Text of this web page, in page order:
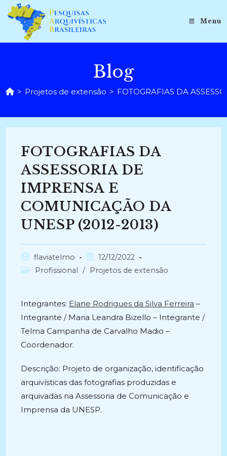
para
conteúdo
Menu
Blog
> Projetos de extensão > FOTOGRAFIAS DA
FOTOGRAFIAS DA
ASSESSORIA DE
IMPRENSA E
COMUNICAÇÃO DA
UNESP (2012-2013)
Autor
do
flaviatelmo
Post
publicado:
12/12/2022
Categoria
Profissional / Projetos de extensão
Integrantes: Elane Rodrigues da Silva Ferreira –
Integrante / Maria Leandra Bizello – Integrante /
Telma Campanha de Carvalho Madio –
Coordenador.
Descrição: Projeto de organização, identificação
arquivísticas das fotografias produzidas e
arquivadas na Assessoria de Comunicação e
Imprensa da UNESP.